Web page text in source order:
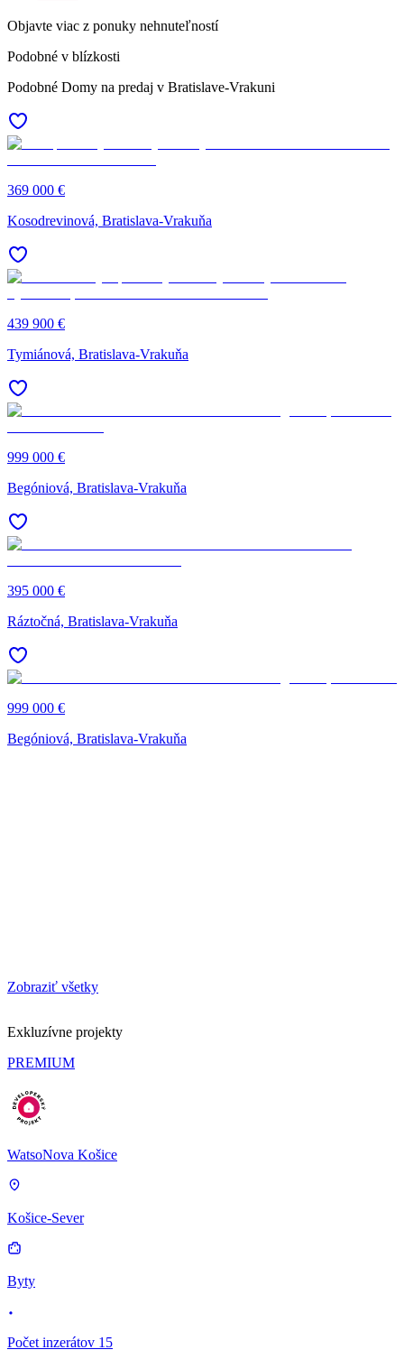
Objavte viac z ponuky nehnuteľností
Podobné v blízkosti
Podobné Domy na predaj v Bratislave-Vrakuni
369 000 €
Kosodrevinová, Bratislava-Vrakuňa
439 900 €
Tymiánová, Bratislava-Vrakuňa
999 000 €
Begóniová, Bratislava-Vrakuňa
395 000 €
Ráztočná, Bratislava-Vrakuňa
999 000 €
Begóniová, Bratislava-Vrakuňa
Zobraziť všetky
Exkluzívne projekty
PREMIUM
WatsoNova Košice
Košice-Sever
Byty
Počet inzerátov 15